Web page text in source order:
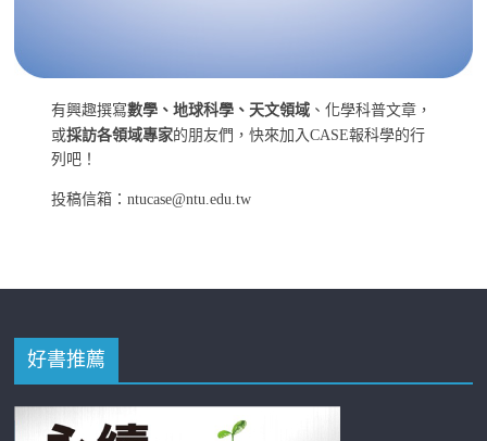
有興趣撰寫數學、地球科學、天文領域 、化學科普文章，
或採訪各領域專家的朋友們，快來加入CASE報科學的行
列吧！
投稿信箱：ntucase@ntu.edu.tw
好書推薦